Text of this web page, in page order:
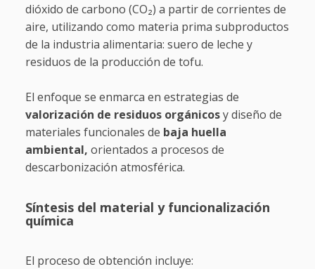
dióxido de carbono (CO₂) a partir de corrientes de
aire, utilizando como materia prima subproductos
de la industria alimentaria: suero de leche y
residuos de la producción de tofu.
El enfoque se enmarca en estrategias de
valorización de residuos orgánicosy diseño de
materiales funcionales de baja huella
ambiental, orientados a procesos de
descarbonización atmosférica.
Síntesis del material y funcionalización
química
El proceso de obtención incluye: